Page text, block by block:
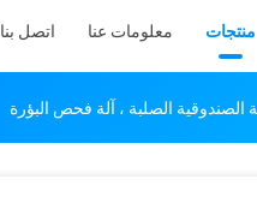
منتجات معلومات عنا اتصل بنا
الصلبة ، آلة فحص البؤرة